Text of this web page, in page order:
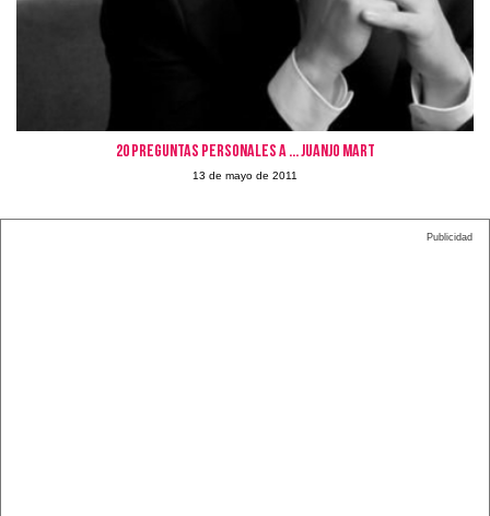
20 preguntas personales a ... Juanjo Mart
13 de mayo de 2011
Publicidad